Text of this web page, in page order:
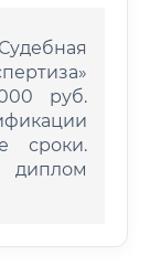
руб.
сроки.